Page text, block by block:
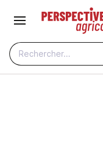
Aller au contenu principal
Rechercher...